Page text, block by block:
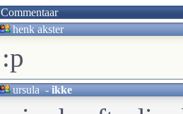
Commentaar
henk akster
:p
ursula-ikke